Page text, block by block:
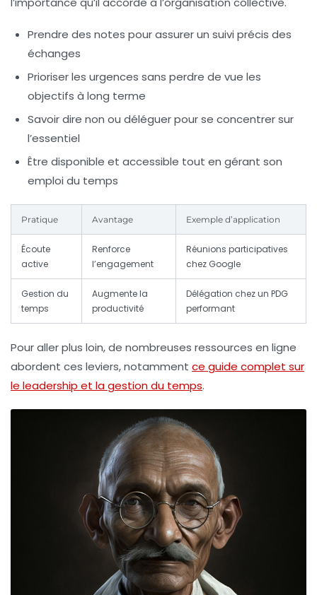
Prendre des notes pour assurer un suivi précis des
échanges
Prioriser les urgences sans perdre de vue les
objectifs à long terme
Savoir dire non ou déléguer pour se concentrer sur
l’essentiel
Être disponible et accessible tout en gérant son
emploi du temps
Pratique Avantage Exemple d’application
Écoute
active
Renforce
l’engagement
Réunions participatives
chez Google
Gestion du
temps
Augmente la
productivité
Délégation chez un PDG
performant
Pour aller plus loin, de nombreuses ressources en ligne
abordent ces leviers, notamment ce guide complet sur
le leadership et la gestion du temps.